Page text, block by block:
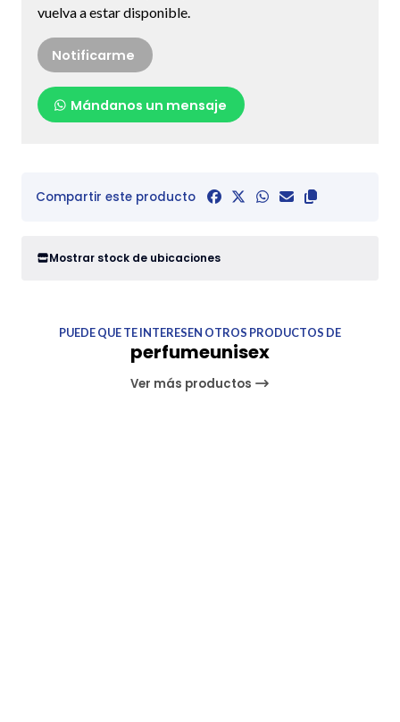
vuelva a estar disponible.
Notificarme
Mándanos un mensaje
Compartir este producto
Mostrar stock de ubicaciones
PUEDE QUE TE INTERESEN OTROS PRODUCTOS DE
perfumeunisex
Ver más productos